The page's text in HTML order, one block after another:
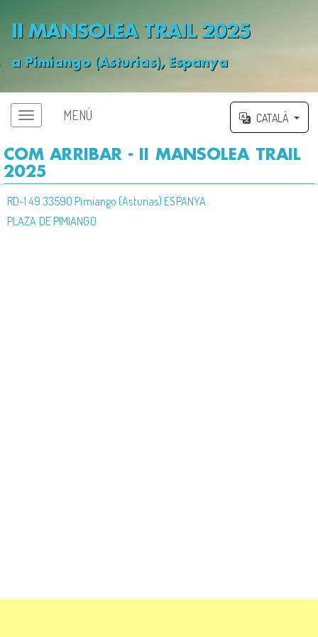
II MANSOLEA TRAIL 2025
a Pimiango (Asturias), Espanya
';
MENÚ CATALÀ
COM ARRIBAR - II MANSOLEA TRAIL
2025
RD-1 49 33590 Pimiango (Asturias) ESPANYA
PLAZA DE PIMIANGO